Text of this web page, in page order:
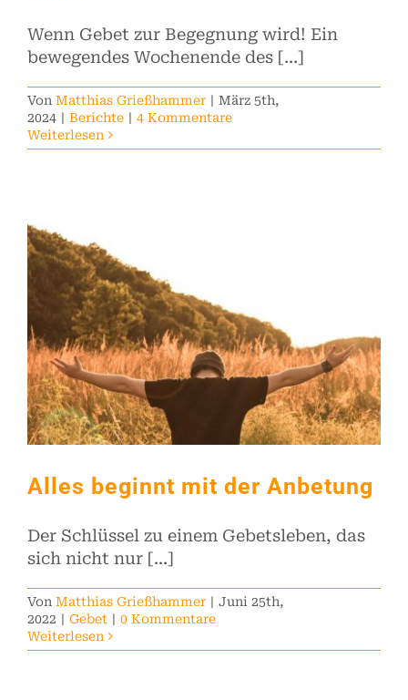
Wenn Gebet zur Begegnung wird! Ein
bewegendes Wochenende des [...]
Von Matthias Grießhammer | März 5th,
2024 | Berichte | 4 Kommentare
Weiterlesen
Alles beginnt mit der Anbetung
Der Schlüssel zu einem Gebetsleben, das
sich nicht nur [...]
Von Matthias Grießhammer | Juni 25th,
2022 | Gebet | 0 Kommentare
Weiterlesen